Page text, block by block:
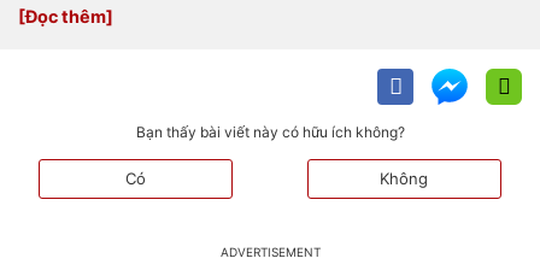
Bạn thấy bài viết này có hữu ích không?
Có Không